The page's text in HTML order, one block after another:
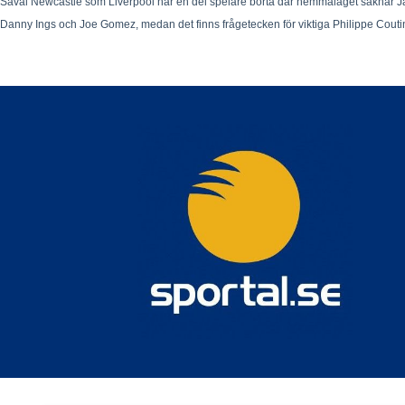
Danny Ings och Joe Gomez, medan det finns frågetecken för viktiga Philippe